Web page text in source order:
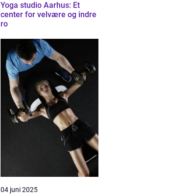
Yoga studio Aarhus: Et
center for velvære og indre
ro
04 juni 2025